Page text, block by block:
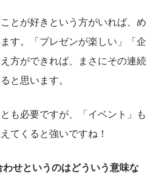
とが好きという方がいれば、め
す。「プレゼンが楽しい」「企
方ができれば、まさにその連続
と思います。
も必要ですが、「イベント」も
てくると強いですね！
せというのはどういう意味な